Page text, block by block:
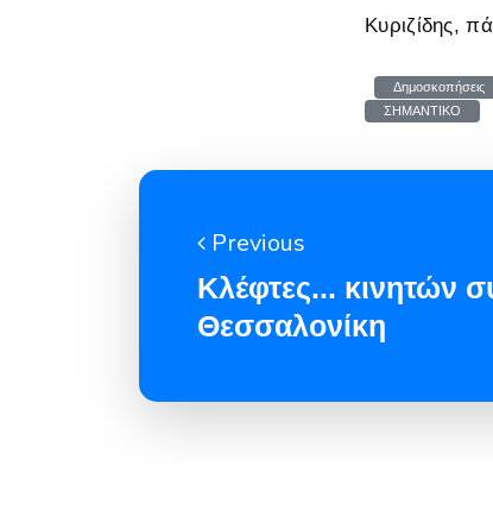
Κυριζίδης,
Δημοσκοπήσεις
ΣΗΜΑΝΤΙΚΟ
Previous
Κλέφτες... κινητών
Θεσσαλονίκη